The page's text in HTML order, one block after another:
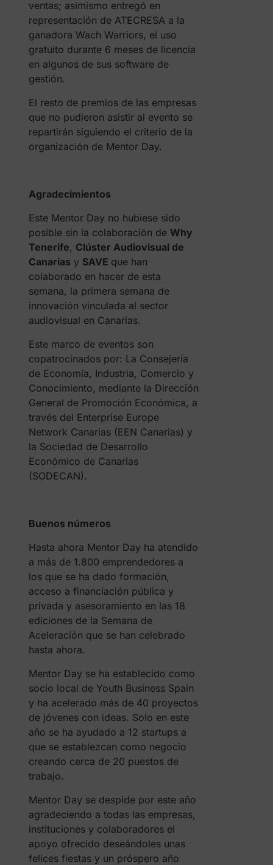
ventas; asimismo entregó en
representación de ATECRESA a la
ganadora Wach Warriors, el uso
gratuito durante 6 meses de licencia
en algunos de sus software de
gestión.
El resto de premios de las empresas
que no pudieron asistir al evento se
repartirán siguiendo el criterio de la
organización de Mentor Day.
Agradecimientos
Este Mentor Day no hubiese sido
posible sin la colaboración de Why
Tenerife, Clúster Audiovisual de
Canarias y SAVE que han
colaborado en hacer de esta
semana, la primera semana de
innovación vinculada al sector
audiovisual en Canarias.
Este marco de eventos son
copatrocinados por: La Consejería
de Economía, Industria, Comercio y
Conocimiento, mediante la Dirección
General de Promoción Económica, a
través del Enterprise Europe
Network Canarias (EEN Canarias) y
la Sociedad de Desarrollo
Económico de Canarias
(SODECAN).
Buenos números
Hasta ahora Mentor Day ha atendido
a más de 1.800 emprendedores a
los que se ha dado formación,
acceso a financiación pública y
privada y asesoramiento en las 18
ediciones de la Semana de
Aceleración que se han celebrado
hasta ahora.
Mentor Day se ha establecido como
socio local de Youth Business Spain
y ha acelerado más de 40 proyectos
de jóvenes con ideas. Solo en este
año se ha ayudado a 12 startups a
que se establezcan como negocio
creando cerca de 20 puestos de
trabajo.
Mentor Day se despide por este año
agradeciendo a todas las empresas,
instituciones y colaboradores el
apoyo ofrecido deseándoles unas
felices fiestas y un próspero año